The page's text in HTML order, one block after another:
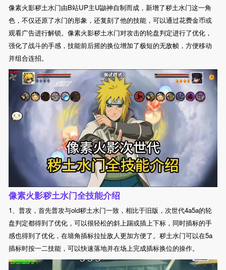
像素火影秽土水门由B站UP主U鼬神自制而成，新增了秽土水门这一角
色，不仅还原了水门的形象，还复刻了他的技能，可以通过花费金币或
观看广告进行解锁。像素火影秽土水门对攻击的轮盘判定进行了优化，
强化了战斗的手感，技能前后摇的换位增加了极短的无敌帧，方便移动
并组合连招。
像素火影秽土水门全技能介绍
1、普攻，首先普攻与old秽土水门一致，相比于旧版，次世代4a5a的轮
盘判定都得到了优化，可以很轻松的斜上踢或插上下标，同时插标的手
感也得到了优化，在墙角插标拉扯敌人更加方便了。秽土水门可以在5a
插标时按一二技能，可以快速落地并在场上完成插标换位的操作。